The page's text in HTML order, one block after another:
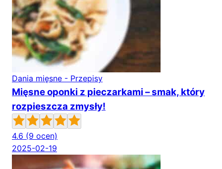
Dania mięsne - Przepisy
Mięsne oponki z pieczarkami – smak, który
rozpieszcza zmysły!
4.6 (9 ocen)
2025-02-19